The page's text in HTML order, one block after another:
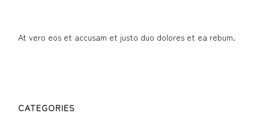
At vero eos et accusam et justo duo dolores et ea rebum.
CATEGORIES